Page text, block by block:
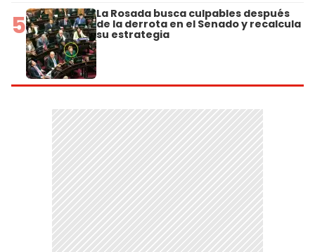
5 La Rosada busca culpables después
de la derrota en el Senado y recalcula
su estrategia